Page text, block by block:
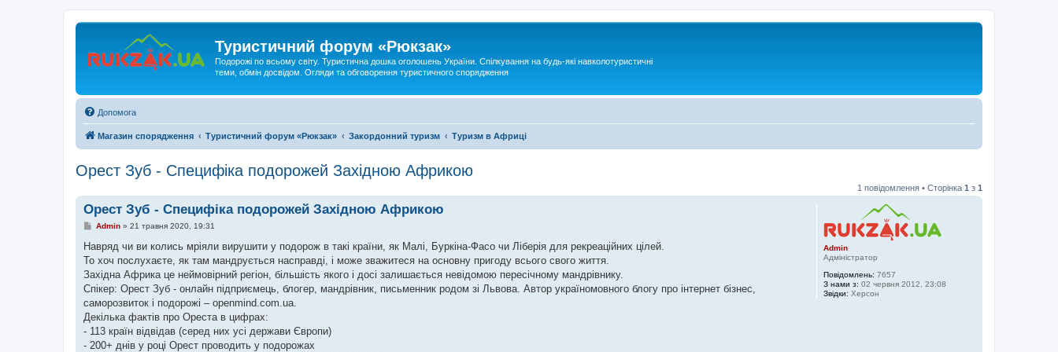
Туристичний форум «Рюкзак»
Подорожі по всьому світу. Туристична дошка оголошень України. Спілкування на будь-які навколотуристичні
теми, обмін досвідом. Огляди та обговорення туристичного спорядження
Допомога
Магазин спорядження Туристичний форум «Рюкзак» Закордонний туризм Туризм в Африці
Орест Зуб - Специфіка подорожей Західною Африкою
1 повідомлення • Сторінка 1 з 1
Admin
Адміністратор
Повідомлень: 7657
З нами з: 02 червня 2012, 23:08
Звідки: Херсон
Орест Зуб - Специфіка подорожей Західною Африкою
П
в
д
о
л
е
н
я
Admin» 21 травня 2020, 19:31
Навряд чи ви колись мріяли вирушити у подорож в такі країни, як Малі, Буркіна-Фасо чи Ліберія для рекреаційних цілей.
То хоч послухаєте, як там мандрується насправді, і може зважитеся на основну пригоду всього свого життя.
Західна Африка це неймовірний регіон, більшість якого і досі залишається невідомою пересічному мандрівнику.
Спікер: Орест Зуб - онлайн підприємець, блогер, мандрівник, письменник родом зі Львова. Автор україномовного блогу про інтернет бізнес,
саморозвиток і подорожі – openmind.com.ua.
Декілька фактів про Ореста в цифрах:
- 113 країн відвідав (серед них усі держави Європи)
- 200+ днів у році Орест проводить у подорожах